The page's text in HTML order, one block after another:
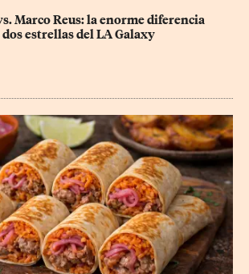
Marco Reus: la enorme diferencia
estrellas del LA Galaxy